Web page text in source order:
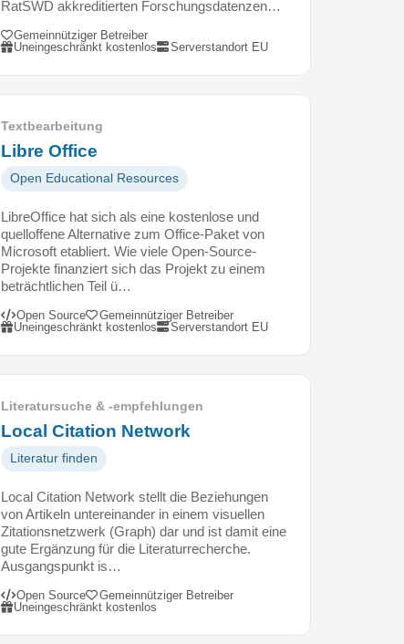
RatSWD akkreditierten Forschungsdatenzen…
Gemeinnütziger Betreiber
Uneingeschränkt kostenlos
Serverstandort EU
Textbearbeitung
Libre Office
Open Educational Resources
LibreOffice hat sich als eine kostenlose und
quelloffene Alternative zum Office-Paket von
Microsoft etabliert. Wie viele Open-Source-
Projekte finanziert sich das Projekt zu einem
beträchtlichen Teil ü…
Open Source
Gemeinnütziger Betreiber
Uneingeschränkt kostenlos
Serverstandort EU
Literatursuche & -empfehlungen
Local Citation Network
Literatur finden
Local Citation Network stellt die Beziehungen
von Artikeln untereinander in einem visuellen
Zitationsnetzwerk (Graph) dar und ist damit eine
gute Ergänzung für die Literaturrecherche.
Ausgangspunkt is…
Open Source
Gemeinnütziger Betreiber
Uneingeschränkt kostenlos